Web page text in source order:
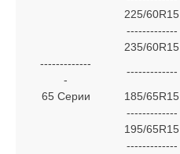
225/60R15
-------------
235/60R15
-------------
-
-------------
65 Серии
185/65R15
-------------
195/65R15
-------------